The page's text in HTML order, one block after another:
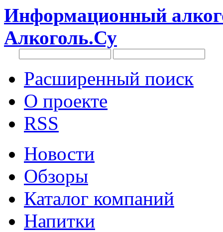
Информационный
Алкоголь.Су
Расширенный поиск
О проекте
RSS
Новости
Обзоры
Каталог компаний
Напитки